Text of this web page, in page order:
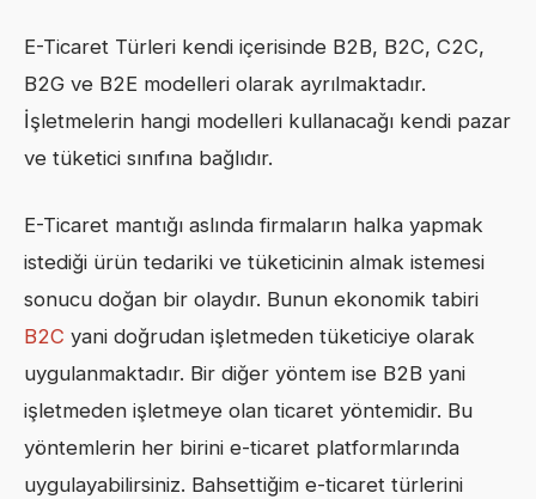
E-Ticaret Türleri kendi içerisinde B2B, B2C, C2C,
B2G ve B2E modelleri olarak ayrılmaktadır.
İşletmelerin hangi modelleri kullanacağı kendi pazar
ve tüketici sınıfına bağlıdır.
E-Ticaret mantığı aslında firmaların halka yapmak
istediği ürün tedariki ve tüketicinin almak istemesi
sonucu doğan bir olaydır. Bunun ekonomik tabiri
B2C yani doğrudan işletmeden tüketiciye olarak
uygulanmaktadır. Bir diğer yöntem ise B2B yani
işletmeden işletmeye olan ticaret yöntemidir. Bu
yöntemlerin her birini e-ticaret platformlarında
uygulayabilirsiniz. Bahsettiğim e-ticaret türlerini